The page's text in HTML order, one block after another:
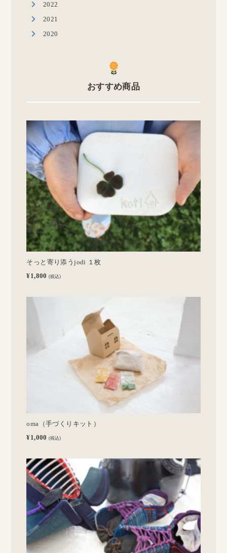
2022
2021
2020
おすすめ商品
そっと寄り添うjodi １枚
¥1,800(税込)
oma（手づくりキット）
¥1,000(税込)